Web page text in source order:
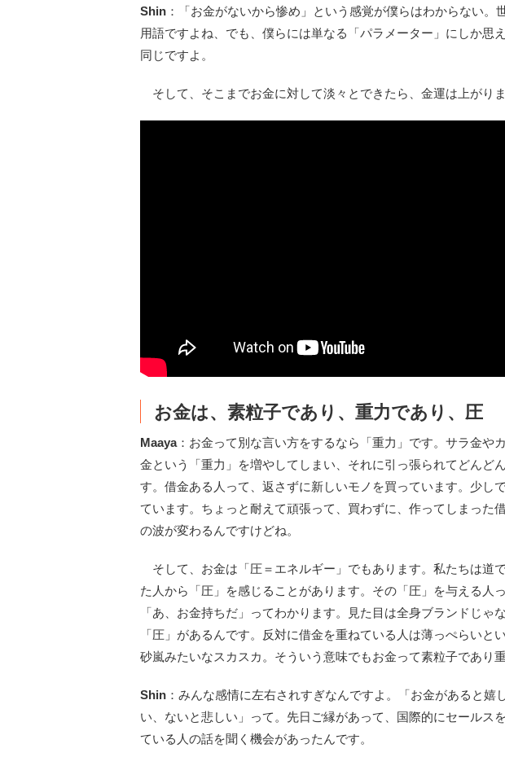
Shin ：「お金がないから惨め」という感覚が僕らはわからない。
用語ですよね、でも、僕らには単なる「パラメーター」にしか思
同じですよ。
そして、そこまでお金に対して淡々とできたら、金運は上がり
お金は、素粒子であり、重力であり、圧
Maaya：お金って別な言い方をするなら「重力」です。サラ金や
金という「重力」を増やしてしまい、それに引っ張られてどんど
す。借金ある人って、返さずに新しいモノを買っています。少し
ています。ちょっと耐えて頑張って、買わずに、作ってしまった
の波が変わるんですけどね。
そして、お金は「圧＝エネルギー」でもあります。私たちは道
た人から「圧」を感じることがあります。その「圧」を与える人
「あ、お金持ちだ」ってわかります。見た目は全身ブランドじゃ
「圧」があるんです。反対に借金を重ねている人は薄っぺらいと
砂嵐みたいなスカスカ。そういう意味でもお金って素粒子であり重
Shin ：みんな感情に左右されすぎなんですよ。「お金があると嬉
い、ないと悲しい」って。先日ご縁があって、国際的にセールス
ている人の話を聞く機会があったんです。